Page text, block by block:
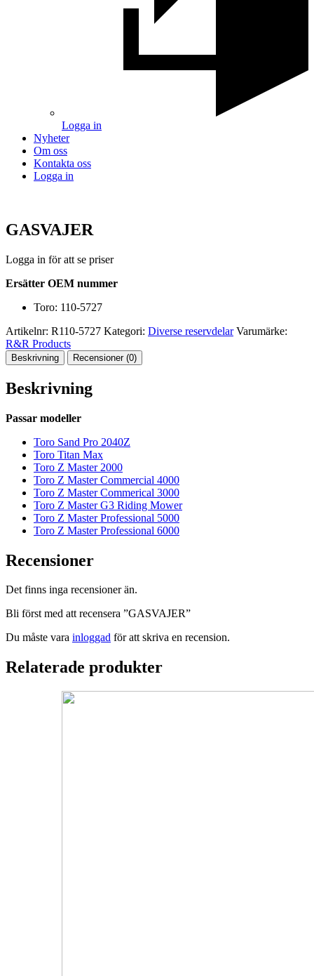
Logga in
Nyheter
Om oss
Kontakta oss
Logga in
GASVAJER
Logga in för att se priser
Ersätter OEM nummer
Toro: 110-5727
Artikelnr: R110-5727 Kategori: Diverse reservdelar Varumärke:
R&R Products
Beskrivning Recensioner (0)
Beskrivning
Passar modeller
Toro Sand Pro 2040Z
Toro Titan Max
Toro Z Master 2000
Toro Z Master Commercial 4000
Toro Z Master Commerical 3000
Toro Z Master G3 Riding Mower
Toro Z Master Professional 5000
Toro Z Master Professional 6000
Recensioner
Det finns inga recensioner än.
Bli först med att recensera ”GASVAJER”
Du måste vara inloggad för att skriva en recension.
Relaterade produkter